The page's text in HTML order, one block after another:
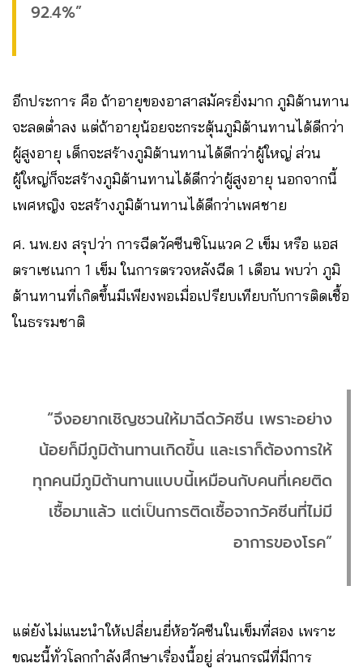
92.4%”
อีกประการ คือ ถ้าอายุของอาสาสมัครยิ่งมาก ภูมิต้านทาน
จะลดต่ำลง แต่ถ้าอายุน้อยจะกระตุ้นภูมิต้านทานได้ดีกว่า
ผู้สูงอายุ เด็กจะสร้างภูมิต้านทานได้ดีกว่าผู้ใหญ่ ส่วน
ผู้ใหญ่ก็จะสร้างภูมิต้านทานได้ดีกว่าผู้สูงอายุ นอกจากนี้
เพศหญิง จะสร้างภูมิต้านทานได้ดีกว่าเพศชาย
ศ. นพ.ยง สรุปว่า การฉีดวัคซีนซิโนแวค 2 เข็ม หรือ แอส
ตราเซเนกา 1 เข็ม ในการตรวจหลังฉีด 1 เดือน พบว่า ภูมิ
ต้านทานที่เกิดขึ้นมีเพียงพอเมื่อเปรียบเทียบกับการติดเชื้อ
ในธรรมชาติ
“จึงอยากเชิญชวนให้มาฉีดวัคซีน เพราะอย่าง
น้อยก็มีภูมิต้านทานเกิดขึ้น และเราก็ต้องการให้
ทุกคนมีภูมิต้านทานแบบนี้เหมือนกับคนที่เคยติด
เชื้อมาแล้ว แต่เป็นการติดเชื้อจากวัคซีนที่ไม่มี
อาการของโรค”
แต่ยังไม่แนะนำให้เปลี่ยนยี่ห้อวัคซีนในเข็มที่สอง เพราะ
ขณะนี้ทั่วโลกกำลังศึกษาเรื่องนี้อยู่ ส่วนกรณีที่มีการ